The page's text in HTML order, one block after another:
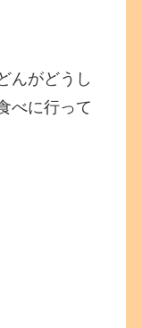
んがどうし
べに行って